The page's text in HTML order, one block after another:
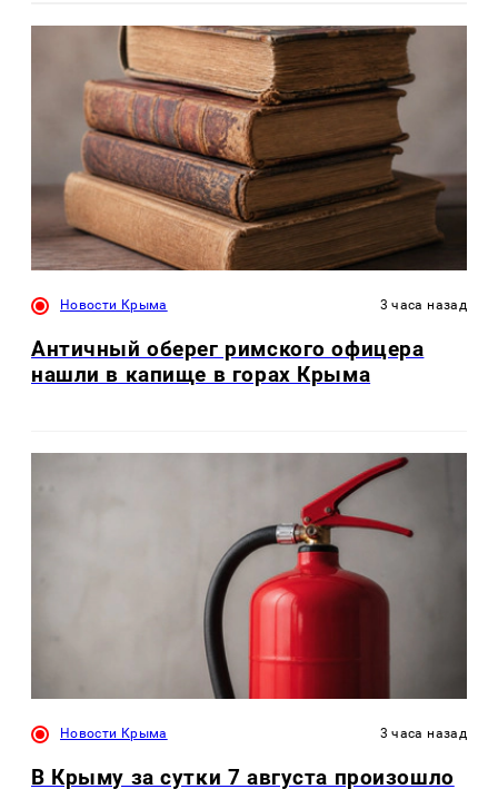
Новости Крыма 3 часа назад
Античный оберег римского офицера
нашли в капище в горах Крыма
Новости Крыма 3 часа назад
В Крыму за сутки 7 августа произошло